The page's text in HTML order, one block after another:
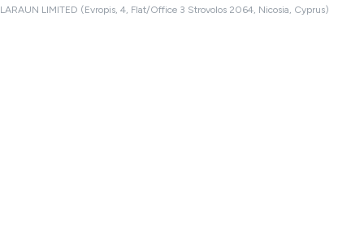
LARAUN LIMITED (Evropis, 4, Flat/Office 3 Strovolos 2064, Nicosia, Cyprus)